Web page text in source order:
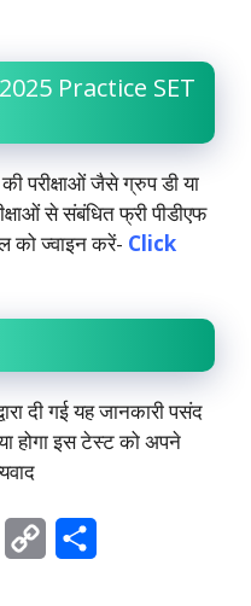
Practice SET
परीक्षाओं जैसे ग्रुप डी या
से संबंधित फ्री पीडीएफ
को ज्वाइन करें- Click
दी गई यह जानकारी पसंद
होगा इस टेस्ट को अपने